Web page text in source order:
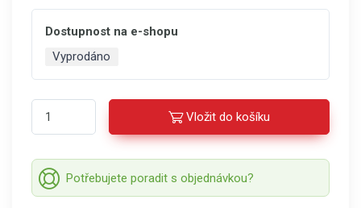
Dostupnost na e-shopu
Vyprodáno
Vložit do košíku
Potřebujete poradit s objednávkou?